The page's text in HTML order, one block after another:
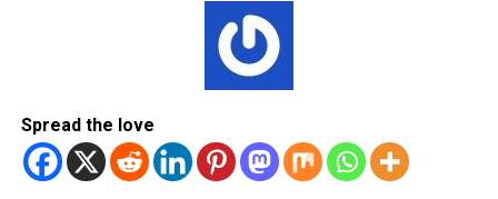
Spread the love